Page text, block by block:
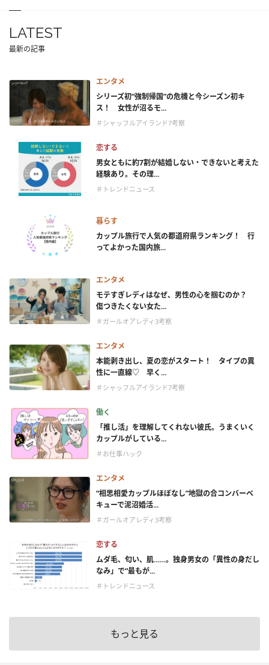
LATEST
最新の記事
エンタメ
シリーズ初“強制帰国”の危機と今シーズン初キ
ス！ 女性が沼るモ...
＃シャッフルアイランド7考察
恋する
男女ともに約7割が結婚しない・できないと考えた
経験あり。その理...
＃トレンドニュース
暮らす
カップル旅行で人気の都道府県ランキング！ 行
ってよかった国内旅...
エンタメ
モテすぎレディはなぜ、男性の心を掴むのか？
傷つきたくない女た...
＃ガールオアレディ3考察
エンタメ
本能剥き出し、夏の恋がスタート！ タイプの異
性に一直線♡ 早く...
＃シャッフルアイランド7考察
働く
「推し活」を理解してくれない彼氏。うまくいく
カップルがしている...
＃お仕事ハック
エンタメ
“相思相愛カップルほぼなし”地獄の合コンバーベ
キューで泥沼婚活...
＃ガールオアレディ3考察
恋する
ムダ毛、匂い、肌……。独身男女の「異性の身だし
なみ」で“最もが...
＃トレンドニュース
もっと見る